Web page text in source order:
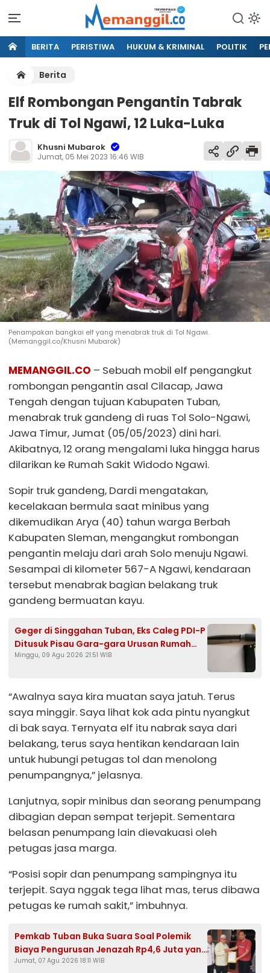
BERITA PERISTIWA HUKUM & KRIMINAL POLITIK
Berita
Elf Rombongan Pengantin Tabrak
Truk di Tol Ngawi, 12 Luka-Luka
Khusni Mubarok
Jumat, 05 Mei 2023 16:46 WIB
Penampakan bangkai elf yang menabrak truk di Tol Ngawi.
(Memanggil.co/Khusni Mubarok)
MEMANGGIL.CO – Sebuah mobil elf pengangkut
rombongan pengantin asal Cilacap, Jawa
Tengah dengan tujuan Kabupaten Tuban,
menabrak truk gandeng di ruas Tol Solo-Ngawi,
Jawa Timur, Jumat (05/05/2023) dini hari.
Akibatnya, 12 orang mengalami luka hingga harus
dilarikan ke Rumah Sakit Widodo Ngawi.
Sopir truk gandeng, Dardi mengatakan,
kecelakaan bermula saat minibus yang
dikemudikan Arya (40) tahun warga Berbah
Kabupaten Sleman, mengangkut rombongan
pengantin melaju dari arah Solo menuju Ngawi.
Sesampai di kilometer 567-A Ngawi, kendaraan
tersebut menabrak bagian belakang truk
gandeng bermuatan kayu.
Geger di Singgahan Tuban, Eks Caleg PDI-P
Ditusuk Pisau Gara-gara Urusan Rumah
Tangga
Minggu, 09 Agu 2026 21:51 WIB
“Awalnya saya kira muatan saya jatuh. Terus
saya minggir. Saya lihat kok ada pintu nyangkut
di bak saya. Ternyata elf itu nabrak saya dari
belakang, terus saya hentikan kendaraan lain
untuk hubungi petugas tol dan menolong
penumpangnya,” jelasnya.
Lanjutnya, sopir minibus dan seorang penumpang
dibagian depan sempat terjepit. Sementara
belasan penumpang lain dievakuasi oleh
petugas jasa marga.
“Posisi sopir dan penumpang sampingnya itu
terjepit. Saya nggak tega lihat mas, terus dibawa
petugas ke rumah sakit,” imbuhnya.
Pemkab Tuban Buka Suara Soal Polemik
Biaya Pengurusan Jenazah Rp4,6 Juta yang
Ramai di Media Sosial
Jumat, 07 Agu 2026 18:11 WIB